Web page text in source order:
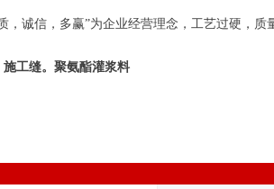
，诚信，多赢”为企业经营理念，工艺过硬，
工缝。聚氨酯灌浆料